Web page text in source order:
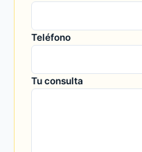
Teléfono
Tu consulta